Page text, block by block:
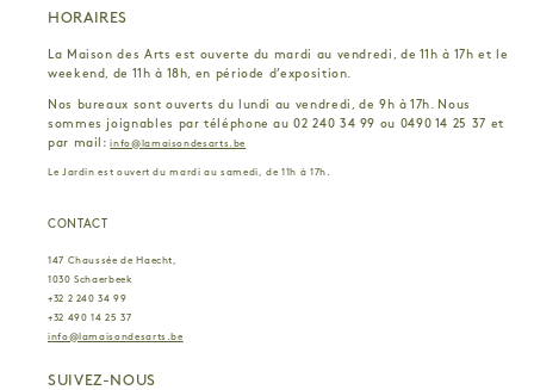
HORAIRES
La Maison des Arts est ouverte du mardi au vendredi, de 11h à 17h et le
weekend, de 11h à 18h, en période d’exposition.
Nos bureaux sont ouverts du lundi au vendredi, de 9h à 17h. Nous
sommes joignables par téléphone au 02 240 34 99 ou 0490 14 25 37 et
par mail:info@lamaisondesarts.be
Le Jardin est ouvert du mardi au samedi, de 11h à 17h.
CONTACT
147 Chaussée de Haecht,
1030 Schaerbeek
+32 2 240 34 99
+32 490 14 25 37
info@lamaisondesarts.be
SUIVEZ-NOUS